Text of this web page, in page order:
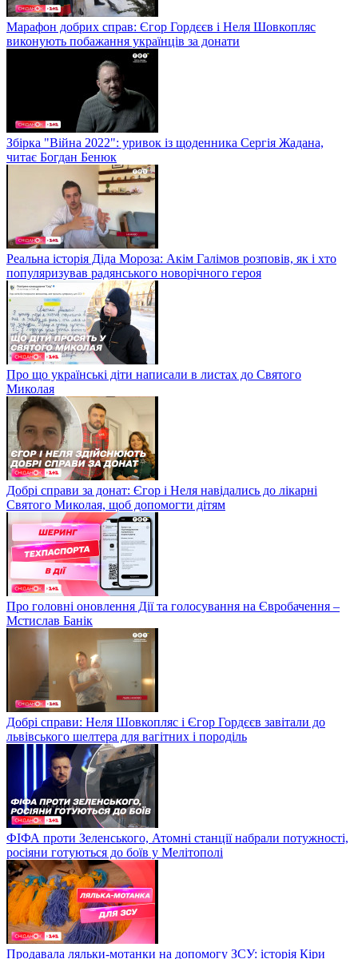
Марафон добрих справ: Єгор Гордєєв і Неля Шовкопляс
виконують побажання українців за донати
Збірка "Війна 2022": уривок із щоденника Сергія Жадана,
читає Богдан Бенюк
Реальна історія Діда Мороза: Акім Галімов розповів, як і хто
популяризував радянського новорічного героя
Про що українські діти написали в листах до Святого
Миколая
Добрі справи за донат: Єгор і Неля навідались до лікарні
Святого Миколая, щоб допомогти дітям
Про головні оновлення Дії та голосування на Євробачення –
Мстислав Банік
Добрі справи: Неля Шовкопляс і Єгор Гордєєв завітали до
львівського шелтера для вагітних і породіль
ФІФА проти Зеленського, Атомні станції набрали потужності,
росіяни готуються до боїв у Мелітополі
Продавала ляльки-мотанки на допомогу ЗСУ: історія Кіри